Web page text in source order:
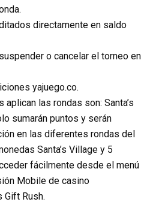
directamente en saldo
o cancelar el torneo en
yajuego.co.
las rondas son: Santa’s
sumarán puntos y serán
en las diferentes rondas del
Santa’s Village y 5
fácilmente desde el menú
Mobile de casino
Gift Rush.